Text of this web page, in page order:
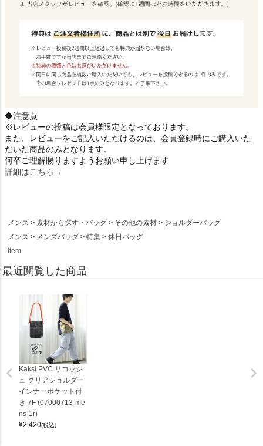
◆注意点
※レビューの投稿は会員様限定となっております。
また、レビューをご記入いただけるのは、会員登録時にご購入いた
だいた商品のみとなります。
何卒ご理解賜りますようお願い申し上げます
詳細はこちら→
メンズ 素材から探す・バッグ その他の素材
ショルダーバッグ
メンズ
メンズバッグ 特集
休日バッグ
item
最近閲覧した商品
Kaksi PVC サコッシ
ュ クリアショルダー
インナーポケット付
き 7F (07000713-me
ns-1r)
¥2,420(税込)